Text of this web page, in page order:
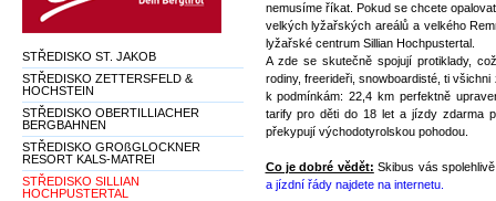
nemusíme říkat. Pokud se chcete
velkých lyžařských areálů a velkého
lyžařské centrum Sillian Hochpustertal.
A zde se skutečně spojují protiklady,
rodiny, freerideři, snowboardisté, ti
k podmínkám: 22,4 km perfektně
tarify pro děti do 18 let a jízdy zdarma
překypují východotyrolskou pohodou.
Co je dobré vědět: Skibus vás
a jízdní řády najdete na internetu.
STŘEDISKO ST. JAKOB
STŘEDISKO ZETTERSFELD &
HOCHSTEIN
STŘEDISKO OBERTILLIACHER
BERGBAHNEN
STŘEDISKO GROßGLOCKNER
RESORT KALS-MATREI
STŘEDISKO SILLIAN
HOCHPUSTERTAL